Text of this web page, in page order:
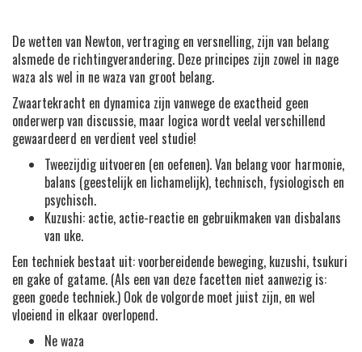
De wetten van Newton, vertraging en versnelling, zijn van belang
alsmede de richtingverandering. Deze principes zijn zowel in nage
waza als wel in ne waza van groot belang.
Zwaartekracht en dynamica zijn vanwege de exactheid geen
onderwerp van discussie, maar logica wordt veelal verschillend
gewaardeerd en verdient veel studie!
Tweezijdig uitvoeren (en oefenen). Van belang voor harmonie,
balans (geestelijk en lichamelijk), technisch, fysiologisch en
psychisch.
Kuzushi: actie, actie-reactie en gebruikmaken van disbalans
van uke.
Een techniek bestaat uit: voorbereidende beweging, kuzushi, tsukuri
en gake of gatame. (Als een van deze facetten niet aanwezig is:
geen goede techniek.) Ook de volgorde moet juist zijn, en wel
vloeiend in elkaar overlopend.
Ne waza